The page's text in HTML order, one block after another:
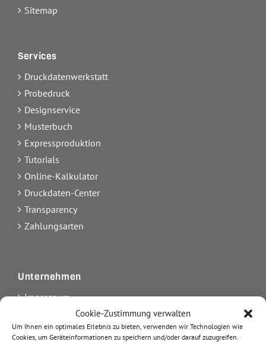
Cookie-Zustimmung verwalten
Um Ihnen ein optimales Erlebnis zu bieten, verwenden wir Technologien wie
Cookies, um Geräteinformationen zu speichern und/oder darauf zuzugreifen.
Sitemap
Services
Druckdatenwerkstatt
Probedruck
Designservice
Musterbuch
Expressproduktion
Tutorials
Online-Kalkulator
Druckdaten-Center
Transparency
Zahlungsarten
Unternehmen
Impressum
Über uns